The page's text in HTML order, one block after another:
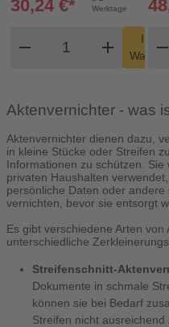
Werktage
30,24 €*
remove
Produkt
add
In den
remove
Aktenvernichter - was
Aktenvernichter dienen dazu,
in kleine Stücke oder Streifen
Informationen zu schützen.
privaten Haushalten
persönliche Daten oder
vernichten, bevor sie entsorgt
Es gibt verschiedene Arten von
unterschiedliche
Streifenschnitt-
Dokumente in schmale
können sie bei Bedarf
Streifen nicht ausreichend